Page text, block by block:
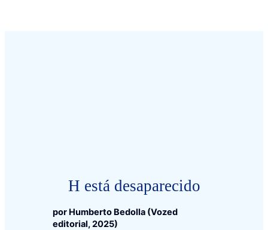
H está desaparecido
por Humberto Bedolla (Vozed
editorial, 2025)